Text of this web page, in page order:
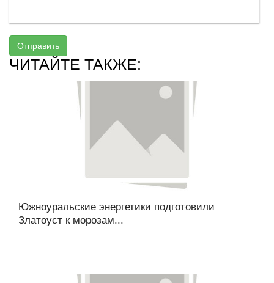
Отправить
ЧИТАЙТЕ ТАКЖЕ:
Южноуральские энергетики подготовили
Златоуст к морозам...